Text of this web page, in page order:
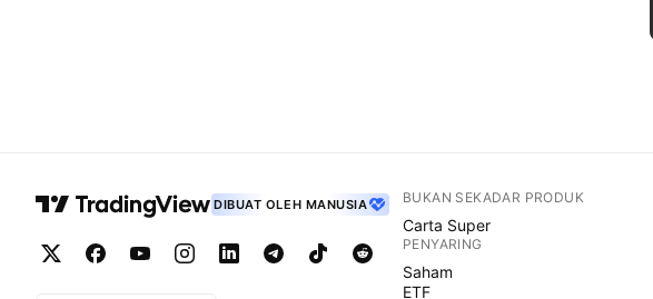
DIBUAT OLEH MANUSIA BUKAN SEKADAR PRODUK
Carta Super
PENYARING
Saham
ETF